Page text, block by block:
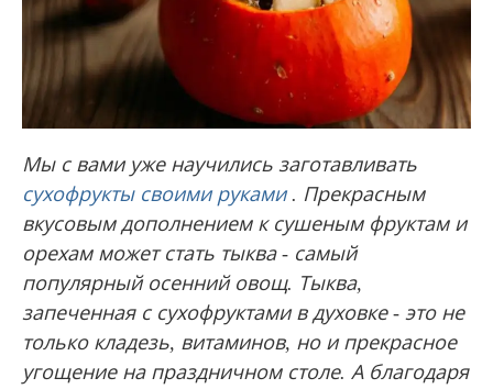
Мы с вами уже научились заготавливать
сухофрукты своими руками. Прекрасным
вкусовым дополнением к сушеным фруктам и
орехам может стать тыква - самый
популярный осенний овощ. Тыква,
запеченная с сухофруктами в духовке - это не
только кладезь, витаминов, но и прекрасное
угощение на праздничном столе. А благодаря